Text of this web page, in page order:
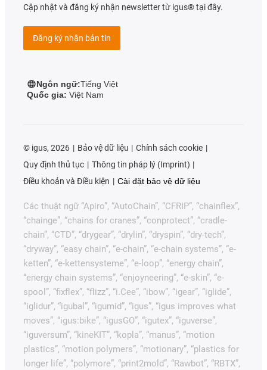
Cập nhật và đăng ký nhận newsletter từ igus® tại đây.
Đăng ký nhận bản tin
Ngôn ngữ:Tiếng Việt
Quốc gia: Việt Nam
© igus, 2026 Bảo vệ dữ liệu
Chính sách cookie
Quy định thủ tục
Thông tin pháp lý (Imprint)
Điều khoản và Điều kiện
Cài đặt bảo vệ dữ liệu
Các thuật ngữ “Apiro”, “AutoChain”, “CFRIP”, “chainflex”,
“chainge”, “chains for cranes”, “conprotect”, “cradle-
chain”, “CTD”, “drygear”, “drylin”, “dryspin”, “dry-tech”,
“dryway”, “easy chain”, “e-chain”, “e-chain systems”, “e-
ketten”, “e-kettensysteme”, “e-loop”, “energy chain”,
“energy chain systems”, “enjoyneering”, “e-skin”, “e-
spool”, “fixflex”, “flizz”, “i.Cee”, “ibow”, “igear”, “iglide”,
“iglidur”, “igubal”, “igumid”, “igus”, “igus improves what
moves”, “igus:bike”, “igusGO”, “igutex”, “iguverse”,
“iguversum”, “kineKIT”, “kopla”, “manus”, “motion
plastics”, “motion polymers”, “motionary”, “plastics for
longer life”, “polymore”, “print2mold”, “Rawbot”, “RBTX”,